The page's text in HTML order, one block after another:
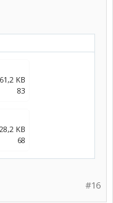
61,2 KB
83
28,2 KB
68
#16